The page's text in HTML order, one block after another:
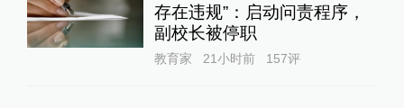
存在违规”：启动问责程序，
副校长被停职
教育家 21小时前 157评